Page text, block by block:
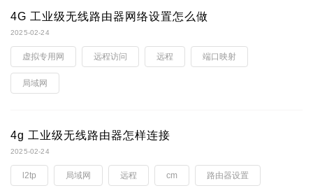
4G 工业级无线路由器网络设置怎么做
2025-02-24
虚拟专用网 远程访问 远程 端口映射
局域网
4g 工业级无线路由器怎样连接
2025-02-24
l2tp 局域网 远程 cm 路由器设置